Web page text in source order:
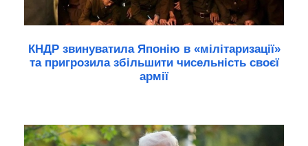
КНДР звинуватила Японію в «мілітаризації»
та пригрозила збільшити чисельність своєї
армії